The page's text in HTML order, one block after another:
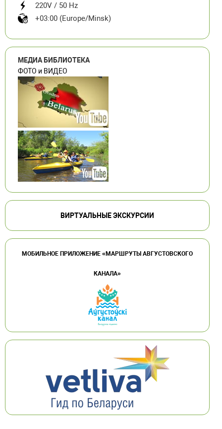
220V / 50 Hz
+03:00 (Europe/Minsk)
МЕДИА БИБЛИОТЕКА
ФОТО и ВИДЕО
ВИРТУАЛЬНЫЕ ЭКСКУРСИИ
МОБИЛЬНОЕ ПРИЛОЖЕНИЕ «МАРШРУТЫ АВГУСТОВСКОГО
КАНАЛА»